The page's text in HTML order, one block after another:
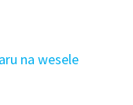
na wesele